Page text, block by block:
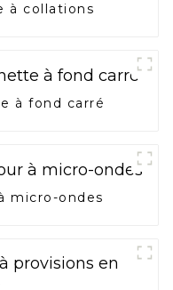
à collations
à fond carré
micro-ondes